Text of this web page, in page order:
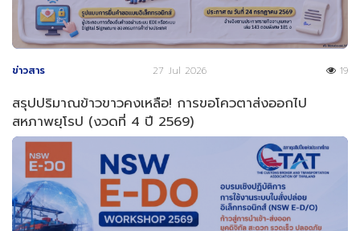
ข่าวสาร 27 Jul 2026 19
สรุปปริมาณข้าวขาวคงเหลือ! การขอโควตาส่งออกไป
สหภาพยุโรป (งวดที่ 4 ปี 2569)